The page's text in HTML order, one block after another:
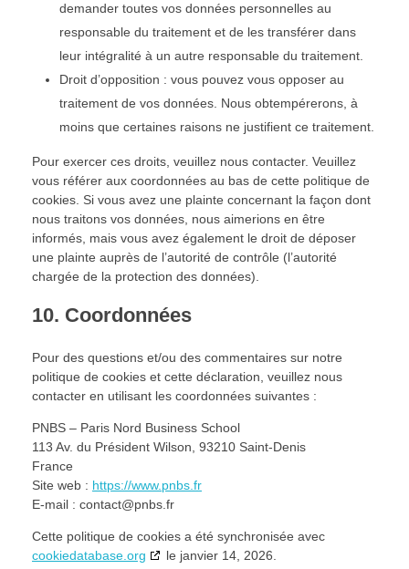
demander toutes vos données personnelles au
responsable du traitement et de les transférer dans
leur intégralité à un autre responsable du traitement.
Droit d’opposition : vous pouvez vous opposer au
traitement de vos données. Nous obtempérerons, à
moins que certaines raisons ne justifient ce traitement.
Pour exercer ces droits, veuillez nous contacter. Veuillez
vous référer aux coordonnées au bas de cette politique de
cookies. Si vous avez une plainte concernant la façon dont
nous traitons vos données, nous aimerions en être
informés, mais vous avez également le droit de déposer
une plainte auprès de l’autorité de contrôle (l’autorité
chargée de la protection des données).
10. Coordonnées
Pour des questions et/ou des commentaires sur notre
politique de cookies et cette déclaration, veuillez nous
contacter en utilisant les coordonnées suivantes :
PNBS – Paris Nord Business School
113 Av. du Président Wilson, 93210 Saint-Denis
France
Site web : https://www.pnbs.fr
E-mail : contact@pnbs.fr
Cette politique de cookies a été synchronisée avec
cookiedatabase.org
le janvier 14, 2026.